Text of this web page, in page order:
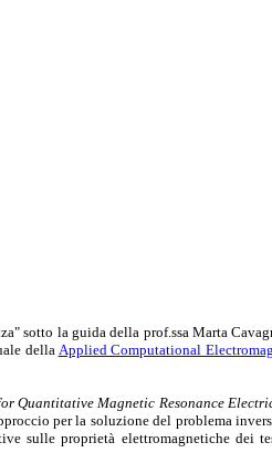
sotto la guida della prof.ssa Marta
della Applied Computational
Quantitative Magnetic Resonance
per la soluzione del problema
sulle proprietà elettromagnetiche